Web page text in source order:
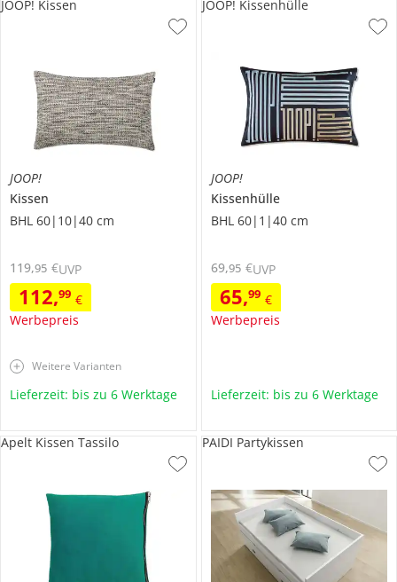
JOOP!
Kissen
BHL 60|10|40 cm
112,99 €
Werbepreis
119,95 €UVP
JOOP! Kissen
Weitere Varianten
Lieferzeit: bis zu 6 Werktage
JOOP!
Kissenhülle
BHL 60|1|40 cm
65,99 €
Werbepreis
69,95 €UVP
JOOP! Kissenhülle
Lieferzeit: bis zu 6 Werktage
Apelt Kissen Tassilo PAIDI Partykissen